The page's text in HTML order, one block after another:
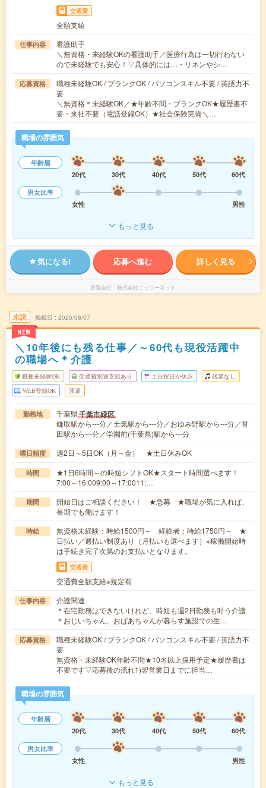
交通費
全額支給
仕事内容
看護助手
＼無資格・未経験OKの看護助手／医療行為は一切行わない
ので未経験でも安心！▽具体的には…・リネンやシ…
応募資格
職種未経験OK / ブランクOK / パソコンスキル不要 / 英語力不
要
＼無資格＊未経験OK／★年齢不問・ブランクOK★履歴書不
要・来社不要（電話登録OK）★社会保険完備＼…
職場の雰囲気
年齢層
20代
30代 40代 50代
60代
男女比率
女性
男性
もっと見る
気になる! 応募へ進む 詳しく見る
派遣会社 株式会社ニッソーネット
未読
NEW
掲載日 2026/08/07
＼10年後にも残る仕事／～60代も現役活躍中
の職場へ＊介護
職種未経験OK 交通費別途支給あり 土日祝日が休み 残業なし
WEB登録OK 派遣
勤務地 千葉県千葉市緑区
鎌取駅から---分／土気駅から---分／おゆみ野駅から---分／誉
田駅から---分／学園前(千葉県)駅から---分
曜日頻度 週2日～5日OK（月～金） ★土日休みOK
時間
★1日6時間～の時短シフトOK★スタート時間選べます！
7:00～16:009:00～17:0011:…
期間
開始日はご相談ください！ ★急募 ★職場が気に入れば、
長期でも働けます！
時給
無資格未経験：時給1500円～ 経験者：時給1750円～ ★
日払い／週払い制度あり（月払いも選べます）※稼働開始時
は手続き完了次第のお支払いとなります。
交通費
交通費全額支給※規定有
仕事内容
介護関連
＊在宅勤務はできないけれど、時短も週2日勤務も叶う介護
＊おじいちゃん、おばあちゃんが暮らす施設での生…
応募資格
職種未経験OK / ブランクOK / パソコンスキル不要 / 英語力不
要
無資格・未経験OK年齢不問★10名以上採用予定★履歴書は
不要です▽応募後の流れ1)翌営業日までに担当…
職場の雰囲気
年齢層
20代
30代 40代 50代
60代
男女比率
女性
男性
もっと見る